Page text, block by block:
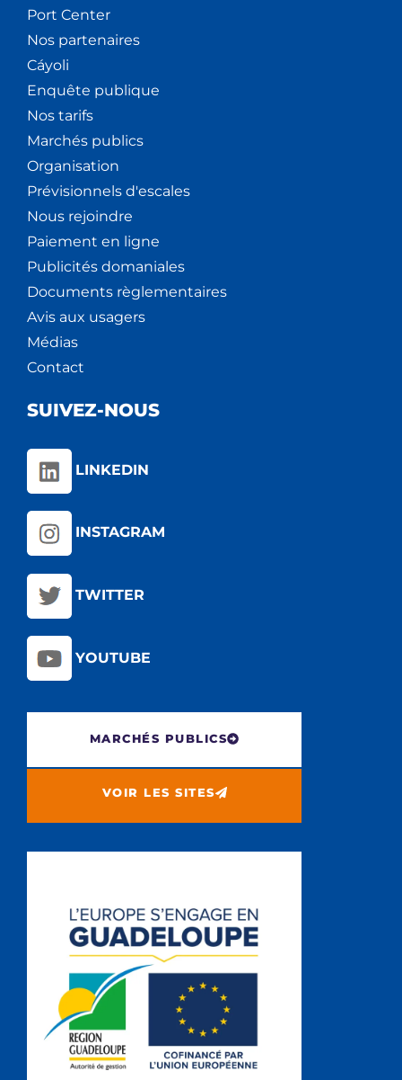
Port Center
Nos partenaires
Cáyoli
Enquête publique
Nos tarifs
Marchés publics
Organisation
Prévisionnels d'escales
Nous rejoindre
Paiement en ligne
Publicités domaniales
Documents règlementaires
Avis aux usagers
Médias
Contact
SUIVEZ-NOUS
LINKEDIN
INSTAGRAM
TWITTER
YOUTUBE
MARCHÉS PUBLICS
VOIR LES SITES